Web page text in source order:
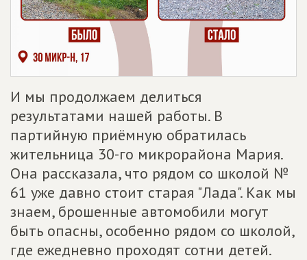
И мы продолжаем делиться
результатами нашей работы. В
партийную приёмную обратилась
жительница 30-го микрорайона Мария.
Она рассказала, что рядом со школой №
61 уже давно стоит старая "Лада". Как мы
знаем, брошенные автомобили могут
быть опасны, особенно рядом со школой,
где ежедневно проходят сотни детей.